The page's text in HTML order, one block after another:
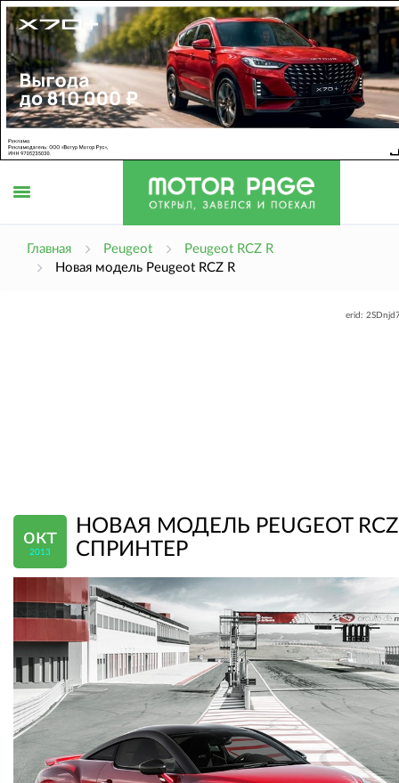
Главная Peugeot
Peugeot RCZ R
Новая модель Peugeot RCZ R
erid:
окт
2013
НОВАЯ МОДЕЛЬ PEUGEOT RCZ
СПРИНТЕР